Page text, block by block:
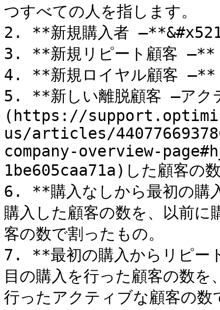
つすべての人を指します。
2. **新規購入者
3. **新規リピート顧客 –**
4. **新規ロイヤル顧客 –**
5. **新しい離脱顧客 –アク
(https://
us/articles/
company-overview-
1be605caa71a)した顧客の
6. **購入なしから最初の購
購入した顧客の数を、以前
客の数で割ったもの。
7. **最初の購入からリピ
目の購入を行った顧客の数
行ったアクティブな顧客の数